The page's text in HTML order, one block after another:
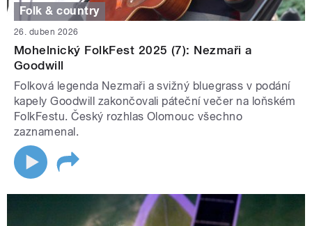
Folk & country
26. duben 2026
Mohelnický FolkFest 2025 (7): Nezmaři a
Goodwill
Folková legenda Nezmaři a svižný bluegrass v podání
kapely Goodwill zakončovali páteční večer na loňském
FolkFestu. Český rozhlas Olomouc všechno
zaznamenal.